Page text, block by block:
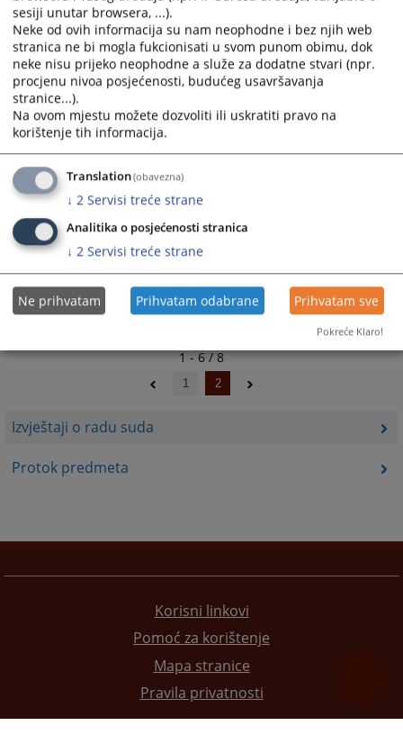
Izvještaji o radu suda
Protok predmeta
date.
Press
the
question
mark
key
to
get
the
keyboard
shortcuts
for
changing
dates.
date.
Press
the
question
mark
key
get
the
shortcuts
for
changing
dates.
04.05.2026.
Izvještaj o radu suda - april 2026
01.04.2026.
Izvještaj o radu suda - mart 2026
06.03.2026.
Izvještaj o radu suda za 2025. godinu
1 - 6 / 8
1 2
Korisni linkovi
Pomoć za korištenje
Mapa stranice
Pravila privatnosti
sesiji unutar browsera, ...).
Neke od ovih informacija su nam neophodne i bez njih web
stranica ne bi mogla fukcionisati u svom punom obimu, dok
neke nisu prijeko neophodne a služe za dodatne stvari (npr.
procjenu nivoa posjećenosti, budućeg usavršavanja
stranice...).
Na ovom mjestu možete dozvoliti ili uskratiti pravo na
korištenje tih informacija.
Translation(obavezna)
↓ 2 Servisi treće strane
Analitika o posjećenosti stranica
↓ 2 Servisi treće strane
Ne prihvatam Prihvatam odabrane Prihvatam sve
Pokreće Klaro!